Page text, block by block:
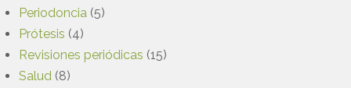
Periodoncia (5)
Prótesis (4)
Revisiones periódicas (15)
Salud (8)